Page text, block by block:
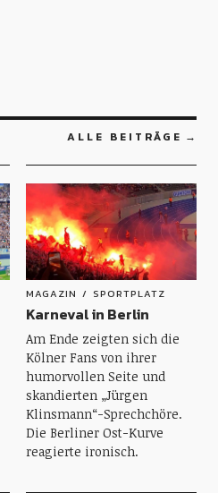
ALLE BEITRÄGE
MAGAZIN SPORTPLATZ
Karneval in Berlin
Am Ende zeigten sich die
Kölner Fans von ihrer
humorvollen Seite und
skandierten „Jürgen
Klinsmann“-Sprechchöre.
Die Berliner Ost-Kurve
reagierte ironisch.